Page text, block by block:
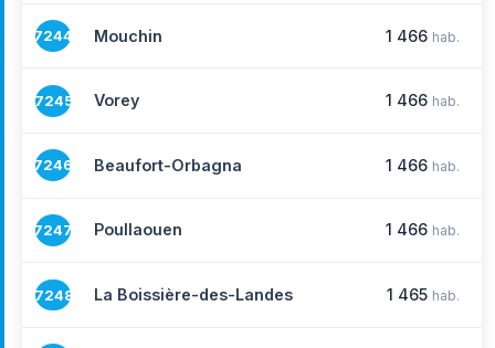
7244 Mouchin 1 466 hab.
7245 Vorey 1 466 hab.
7246 Beaufort-Orbagna 1 466 hab.
7247 Poullaouen 1 466 hab.
7248 La Boissière-des-Landes 1 465 hab.